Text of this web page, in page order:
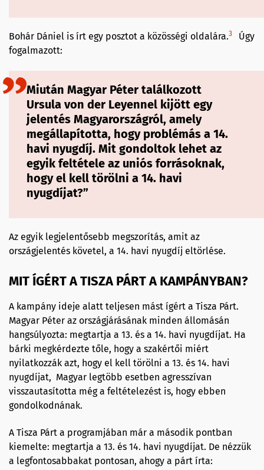
Bohár Dániel is írt egy posztot a közösségi oldalára.3
Úgy
fogalmazott:
Miután Magyar Péter találkozott
Ursula von der Leyennel kijött egy
jelentés Magyarországról, amely
megállapította, hogy problémás a 14.
havi nyugdíj. Mit gondoltok lehet az
egyik feltétele az uniós forrásoknak,
hogy el kell törölni a 14. havi
nyugdíjat?”
Az egyik legjelentősebb megszorítás, amit az
országjelentés követel, a 14. havi nyugdíj eltörlése.
MIT ÍGÉRT A TISZA PÁRT A KAMPÁNYBAN?
A kampány ideje alatt teljesen mást ígért a Tisza Párt.
Magyar Péter az országjárásának minden állomásán
hangsúlyozta: megtartja a 13. és a 14. havi nyugdíjat. Ha
bárki megkérdezte tőle, hogy a szakértői miért
nyilatkozzák azt, hogy el kell törölni a 13. és 14. havi
nyugdíjat, Magyar legtöbb esetben agresszívan
visszautasította még a feltételezést is, hogy ebben
gondolkodnának.
A Tisza Párt a programjában már a második pontban
kiemelte: megtartja a 13. és 14. havi nyugdíjat. De nézzük
a legfontosabbakat pontosan, ahogy a párt írta: